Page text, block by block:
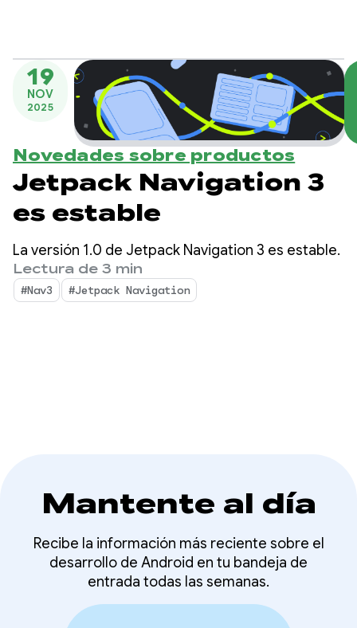
Nav3
19
NOV
2025
Novedades sobre productos
Jetpack Navigation 3
es estable
La versión 1.0 de Jetpack Navigation 3 es estable.
Lectura de 3 min
#Nav3 #Jetpack Navigation
Mantente al día
Recibe la información más reciente sobre el
desarrollo de Android en tu bandeja de
entrada todas las semanas.